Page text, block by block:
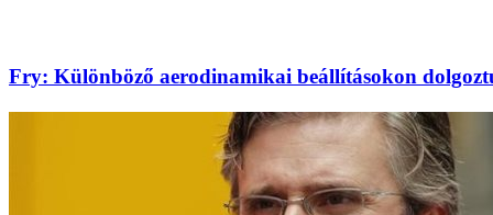
Fry: Különböző aerodinamikai beállításokon